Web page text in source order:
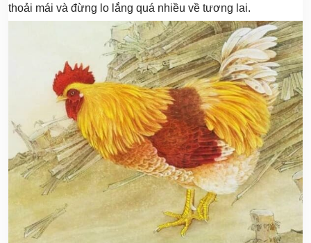
thoải mái và đừng lo lắng quá nhiều về tương lai.